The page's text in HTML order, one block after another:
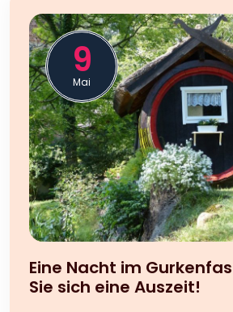
9
Mai
Eine Nacht im
Sie sich eine Auszeit!